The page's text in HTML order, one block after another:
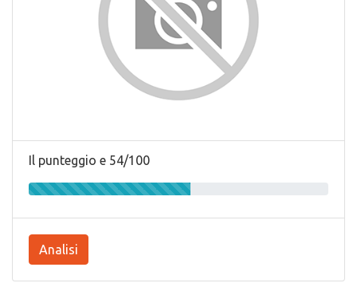
Il punteggio e 54/100
Analisi